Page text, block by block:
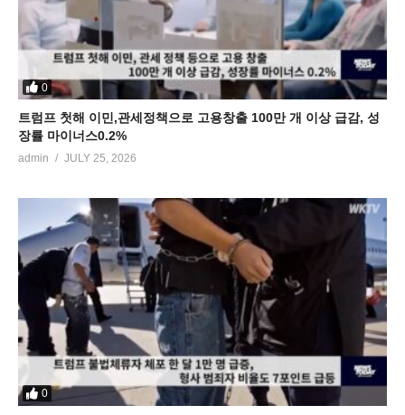
0
트럼프 첫해 이민,관세정책으로 고용창출 100만 개 이상 급감, 성
장률 마이너스0.2%
admin JULY 25, 2026
0